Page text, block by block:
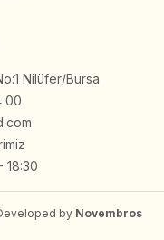
Nilüfer/Bursa
00
18:30
by Novembros